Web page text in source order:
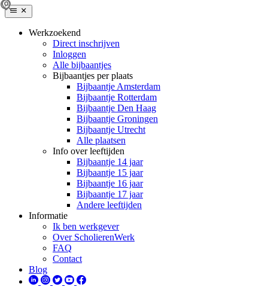
Werkzoekend
Direct inschrijven
Inloggen
Alle bijbaantjes
Bijbaantjes per plaats
Bijbaantje Amsterdam
Bijbaantje Rotterdam
Bijbaantje Den Haag
Bijbaantje Groningen
Bijbaantje Utrecht
Alle plaatsen
Info over leeftijden
Bijbaantje 14 jaar
Bijbaantje 15 jaar
Bijbaantje 16 jaar
Bijbaantje 17 jaar
Andere leeftijden
Informatie
Ik ben werkgever
Over ScholierenWerk
FAQ
Contact
Blog